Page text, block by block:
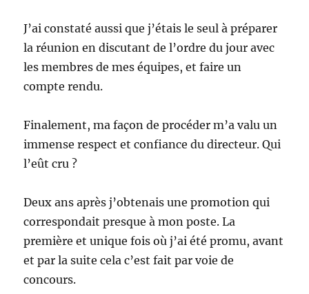
J’ai constaté aussi que j’étais le seul à préparer
la réunion en discutant de l’ordre du jour avec
les membres de mes équipes, et faire un
compte rendu.
Finalement, ma façon de procéder m’a valu un
immense respect et confiance du directeur. Qui
l’eût cru ?
Deux ans après j’obtenais une promotion qui
correspondait presque à mon poste. La
première et unique fois où j’ai été promu, avant
et par la suite cela c’est fait par voie de
concours.